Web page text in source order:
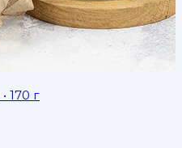
• 170 г